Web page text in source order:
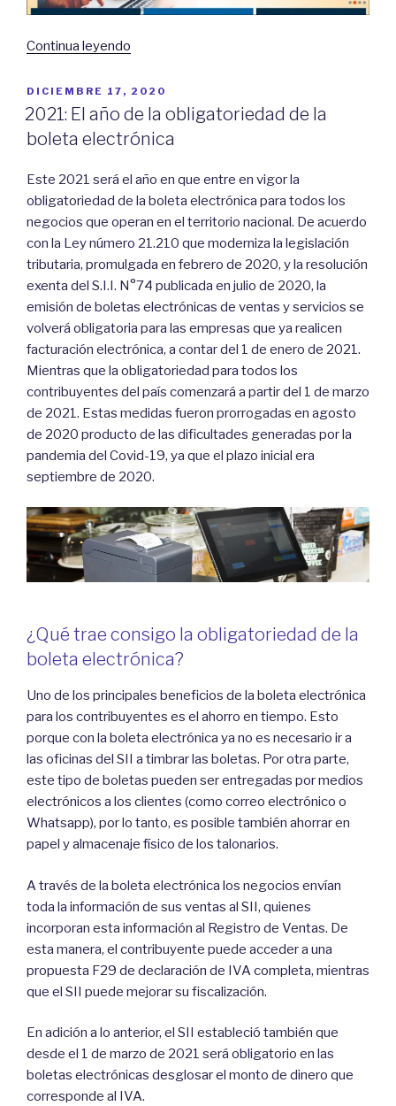
Continua leyendo
Paso:
Proceso
de
al
sistema
boletas
electrónicas
gratuitas
POSTED
ON
DICIEMBRE 17, 2020
2021: El año de la obligatoriedad de la
boleta electrónica
Este 2021 será el año en que entre en vigor la
obligatoriedad de la boleta electrónica para todos los
negocios que operan en el territorio nacional. De acuerdo
con la Ley número 21.210 que moderniza la legislación
tributaria, promulgada en febrero de 2020, y la resolución
exenta del S.I.I. N°74 publicada en julio de 2020, la
emisión de boletas electrónicas de ventas y servicios se
volverá obligatoria para las empresas que ya realicen
facturación electrónica, a contar del 1 de enero de 2021.
Mientras que la obligatoriedad para todos los
contribuyentes del país comenzará a partir del 1 de marzo
de 2021. Estas medidas fueron prorrogadas en agosto
de 2020 producto de las dificultades generadas por la
pandemia del Covid-19, ya que el plazo inicial era
septiembre de 2020.
¿Qué trae consigo la obligatoriedad de la
boleta electrónica?
Uno de los principales beneficios de la boleta electrónica
para los contribuyentes es el ahorro en tiempo. Esto
porque con la boleta electrónica ya no es necesario ir a
las oficinas del SII a timbrar las boletas. Por otra parte,
este tipo de boletas pueden ser entregadas por medios
electrónicos a los clientes (como correo electrónico o
Whatsapp), por lo tanto, es posible también ahorrar en
papel y almacenaje físico de los talonarios.
A través de la boleta electrónica los negocios envían
toda la información de sus ventas al SII, quienes
incorporan esta información al Registro de Ventas. De
esta manera, el contribuyente puede acceder a una
propuesta F29 de declaración de IVA completa, mientras
que el SII puede mejorar su fiscalización.
En adición a lo anterior, el SII estableció también que
desde el 1 de marzo de 2021 será obligatorio en las
boletas electrónicas desglosar el monto de dinero que
corresponde al IVA.